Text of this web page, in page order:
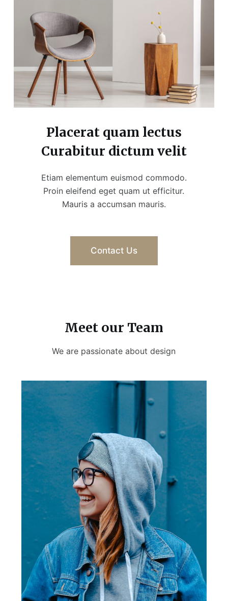
Placerat quam lectus
Curabitur dictum velit
Etiam elementum euismod commodo.
Proin eleifend eget quam ut efficitur.
Mauris a accumsan mauris.
Contact Us
Meet our Team
We are passionate about design